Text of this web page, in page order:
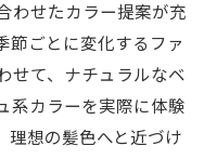
わせたカラー提案が充
節ごとに変化するファ
せて、ナチュラルなベ
系カラーを実際に体験
理想の髪色へと近づけ